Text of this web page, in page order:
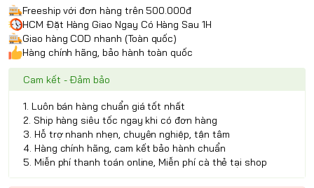
Freeship với đơn hàng trên 500.000đ
HCM Đặt Hàng Giao Ngay Có Hàng Sau 1H
Giao hàng COD nhanh (Toàn quốc)
Hàng chính hãng, bảo hành toàn quốc
Cam kết - Đảm bảo
1. Luôn bán hàng chuẩn giá tốt nhất
2. Ship hàng siêu tốc ngay khi có đơn hàng
3. Hỗ trợ nhanh nhẹn, chuyên nghiệp, tận tâm
4. Hàng chính hãng, cam kết bảo hành chuẩn
5. Miễn phí thanh toán online, Miễn phí cà thẻ tại shop